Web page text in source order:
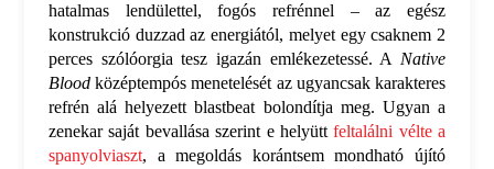
hatalmas lendülettel, fogós refrénnel – az egész
konstrukció duzzad az energiától, melyet egy csaknem 2
perces szólóorgia tesz igazán emlékezetessé. A Native
Blood középtempós menetelését az ugyancsak karakteres
refrén alá helyezett blastbeat bolondítja meg. Ugyan a
zenekar saját bevallása szerint e helyüttfeltalálni vélte a
spanyolviaszt, a megoldás korántsem mondható újító